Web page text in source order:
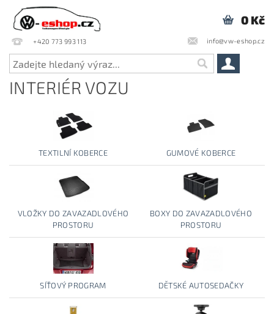
+420 773 993 113 info@vw-eshop.cz
0 Kč
INTERIÉR VOZU
TEXTILNÍ KOBERCE GUMOVÉ KOBERCE
VLOŽKY DO ZAVAZADLOVÉHO
PROSTORU
BOXY DO ZAVAZADLOVÉHO
PROSTORU
SÍŤOVÝ PROGRAM DĚTSKÉ AUTOSEDAČKY